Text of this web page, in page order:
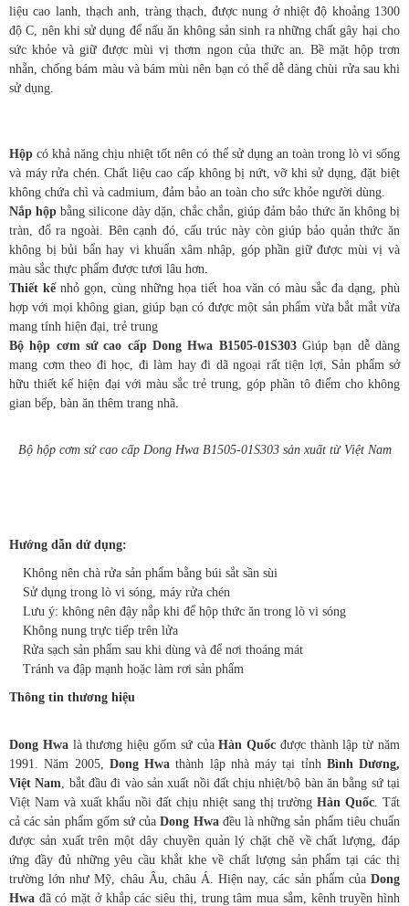
liệu cao lanh, thạch anh, tràng thạch, được nung ở nhiệt độ khoảng 1300
độ C, nên khi sử dụng để nấu ăn không sản sinh ra những chất gây hại cho
sức khỏe và giữ được mùi vị thơm ngon của thức an. Bề mặt hộp trơn
nhẵn, chống bám màu và bám mùi nên bạn có thể dễ dàng chùi rửa sau khi
sử dụng.
Hộp có khả năng chịu nhiệt tốt nên có thể sử dụng an toàn trong lò vi sống
và máy rửa chén. Chất liệu cao cấp không bị nứt, vỡ khi sử dụng, đặt biệt
không chứa chì và cadmium, đảm bảo an toàn cho sức khỏe người dùng.
Nắp hộp bằng silicone dày dặn, chắc chắn, giúp đảm bảo thức ăn không bị
tràn, đổ ra ngoài. Bên cạnh đó, cấu trúc này còn giúp bảo quản thức ăn
không bị bủi bẩn hay vi khuẩn xâm nhập, góp phần giữ được mùi vị và
màu sắc thực phẩm được tươi lâu hơn.
Thiết kế nhỏ gọn, cùng những họa tiết hoa văn có màu sắc đa dạng, phù
hợp với mọi không gian, giúp bạn có được một sản phẩm vừa bắt mắt vừa
mang tính hiện đại, trẻ trung
Bộ hộp cơm sứ cao cấp Dong Hwa B1505-01S303Giúp bạn dễ dàng
mang cơm theo đi học, đi làm hay đi dã ngoại rất tiện lợi, Sản phẩm sở
hữu thiết kế hiện đại với màu sắc trẻ trung, góp phần tô điểm cho không
gian bếp, bàn ăn thêm trang nhã.
Bộ hộp cơm sứ cao cấp Dong Hwa B1505-01S303 sản xuất từ Việt Nam
Hướng dẫn dử dụng:
Không nên chà rửa sản phẩm bằng búi sắt sần sùi
Sử dụng trong lò vi sóng, máy rửa chén
Lưu ý: không nên đậy nắp khi để hộp thức ăn trong lò vi sóng
Không nung trực tiếp trên lửa
Rửa sạch sản phẩm sau khi dùng và để nơi thoáng mát
Tránh va đập mạnh hoặc làm rơi sản phẩm
Thông tin thương hiệu
Dong Hwalà thương hiệu gốm sứ củaHàn Quốc được thành lập từ năm
1991. Năm 2005, Dong Hwa thành lập nhà máy tại tỉnh Bình Dương,
Việt Nam, bắt đầu đi vào sản xuất nồi đất chịu nhiệt/bộ bàn ăn bằng sứ tại
Việt Nam và xuất khẩu nồi đất chịu nhiệt sang thị trườngHàn Quốc. Tất
cả các sản phẩm gốm sứ củaDong Hwađều là những sản phẩm tiêu chuẩn
được sản xuất trên một dây chuyền quản lý chặt chẽ về chất lượng, đáp
ứng đầy đủ những yêu cầu khắt khe về chất lượng sản phẩm tại các thị
trường lớn như Mỹ, châu Âu, châu Á. Hiện nay, các sản phẩm của Dong
Hwa đã có mặt ở khắp các siêu thị, trung tâm mua sắm, kênh truyền hình